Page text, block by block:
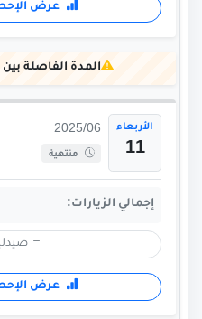
عرض
المدة الفاصلة
الأربعاء
11
2025/06
منتهية
إجمالي الزيارات:
عرض